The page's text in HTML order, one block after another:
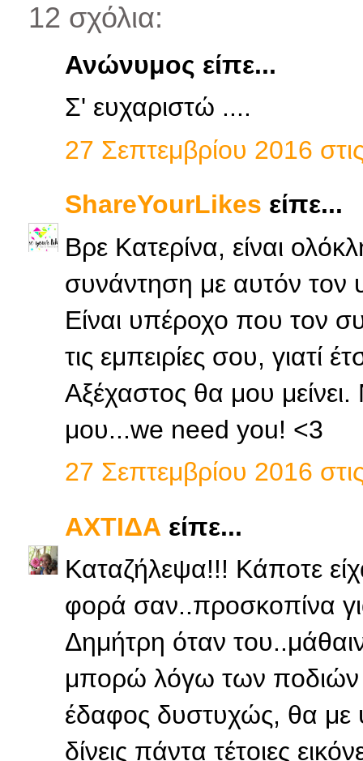
12 σχόλια:
Ανώνυμος είπε...
Σ' ευχαριστώ ....
27 Σεπτεμβρίου 2016
ShareYourLikes είπε...
Βρε Κατερίνα, είναι
συνάντηση με αυτόν τον
Είναι υπέροχο που τον
τις εμπειρίες σου, γιατί
Αξέχαστος θα μου
μου...we need you! <3
27 Σεπτεμβρίου 2016
ΑΧΤΙΔΑ είπε...
Καταζήλεψα!!! Κάποτε
φορά σαν..προσκοπίνα
Δημήτρη όταν
μπορώ λόγω των
έδαφος δυστυχώς, θα με
δίνεις πάντα τέτοιες